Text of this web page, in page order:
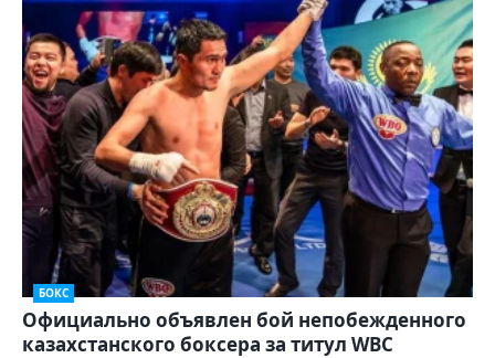
БОКС
Официально объявлен бой непобежденного
казахстанского боксера за титул WBC